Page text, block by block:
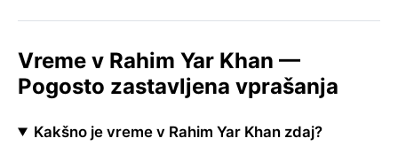
Vreme v Rahim Yar Khan —
Pogosto zastavljena vprašanja
Kakšno je vreme v Rahim Yar Khan zdaj?